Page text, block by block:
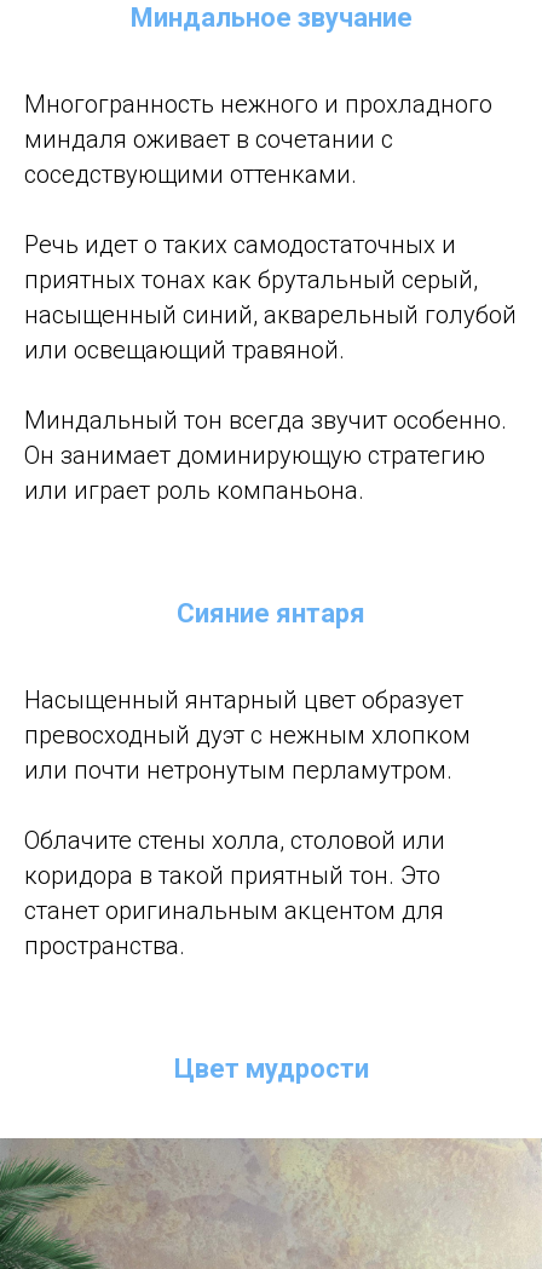
Миндальное звучание
Многогранность нежного и прохладного
миндаля оживает в сочетании с
соседствующими оттенками.
Речь идет о таких самодостаточных и
приятных тонах как брутальный серый,
насыщенный синий, акварельный голубой
или освещающий травяной.
Миндальный тон всегда звучит особенно.
Он занимает доминирующую стратегию
или играет роль компаньона.
Сияние янтаря
Насыщенный янтарный цвет образует
превосходный дуэт с нежным хлопком
или почти нетронутым перламутром.
Облачите стены холла, столовой или
коридора в такой приятный тон. Это
станет оригинальным акцентом для
пространства.
Цвет мудрости